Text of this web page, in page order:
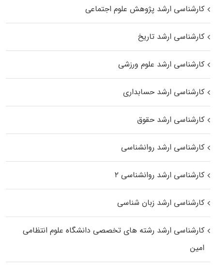
کارشناسی ارشد پژوهش علوم اجتماعی
کارشناسی ارشد تاریخ
کارشناسی ارشد علوم ورزشی
کارشناسی ارشد حسابداری
کارشناسی ارشد حقوق
کارشناسی ارشد روانشناسی
کارشناسی ارشد روانشناسی ۲
کارشناسی ارشد زبان شناسی
کارشناسی ارشد رﺷﺘﻪ ﻫﺎی تخصصی داﻧﺸﮕﺎه ﻋﻠﻮم انتظامی
اﻣﻴﻦ